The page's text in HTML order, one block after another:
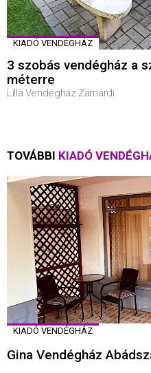
KIADÓ VENDÉGHÁZ
3 szobás vendégház a
méterre
Lilla Vendégház Zamárdi
TOVÁBBI KIADÓ
KIADÓ VENDÉGHÁZ
Gina Vendégház